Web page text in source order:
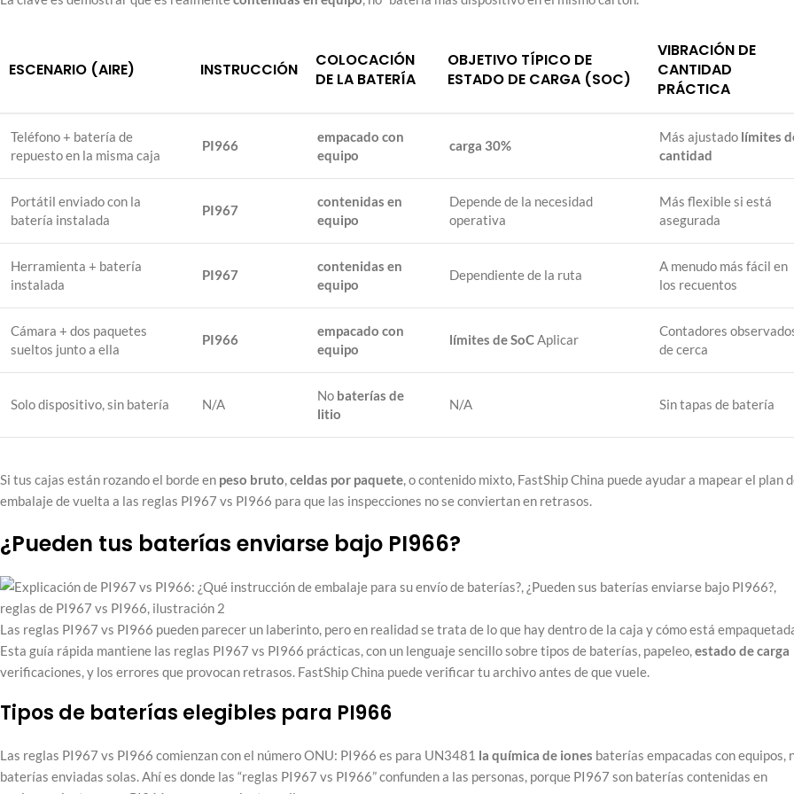
ESCENARIO (AIRE) INSTRUCCIÓN
COLOCACIÓN
DE LA BATERÍA
OBJETIVO TÍPICO DE
ESTADO DE CARGA (SOC)
VIBRACIÓN DE
CANTIDAD
PRÁCTICA
Teléfono + batería de
repuesto en la misma caja
PI966
empacado con
equipo
carga 30%
Más ajustado límites
cantidad
Portátil enviado con la
batería instalada
PI967
contenidas en
equipo
Depende de la necesidad
operativa
Más flexible si está
asegurada
Herramienta + batería
instalada
PI967
contenidas en
equipo
Dependiente de la ruta
A menudo más fácil en
los recuentos
Cámara + dos paquetes
sueltos junto a ella
PI966
empacado con
equipo
límites de SoCAplicar
Contadores
de cerca
Solo dispositivo, sin batería N/A
No baterías de
litio
N/A Sin tapas de batería
Si tus cajas están rozando el borde en peso bruto,celdas por paquete, o contenido mixto, FastShip China puede ayudar a mapear el plan
embalaje de vuelta a las reglas PI967 vs PI966 para que las inspecciones no se conviertan en retrasos.
¿Pueden tus baterías enviarse bajo PI966?
Las reglas PI967 vs PI966 pueden parecer un laberinto, pero en realidad se trata de lo que hay dentro de la caja y cómo está
Esta guía rápida mantiene las reglas PI967 vs PI966 prácticas, con un lenguaje sencillo sobre tipos de baterías, papeleo,estado de carga
verificaciones, y los errores que provocan retrasos. FastShip China puede verificar tu archivo antes de que vuele.
Tipos de baterías elegibles para PI966
Las reglas PI967 vs PI966 comienzan con el número ONU: PI966 es para UN3481 la química de iones baterías empacadas con equipos,
baterías enviadas solas. Ahí es donde las “reglas PI967 vs PI966” confunden a las personas, porque PI967 son baterías contenidas en